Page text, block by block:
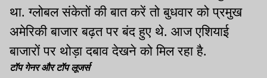
था. ग्लोबल संकेतों की बात करें तो बुधवार को प्रमुख
अमेरिकी बाजार बढ़त पर बंद हुए थे. आज एशियाई
बाजारों पर थोड़ा दबाव देखने को मिल रहा है.
टॉप गेनर और टॉप लूजर्स